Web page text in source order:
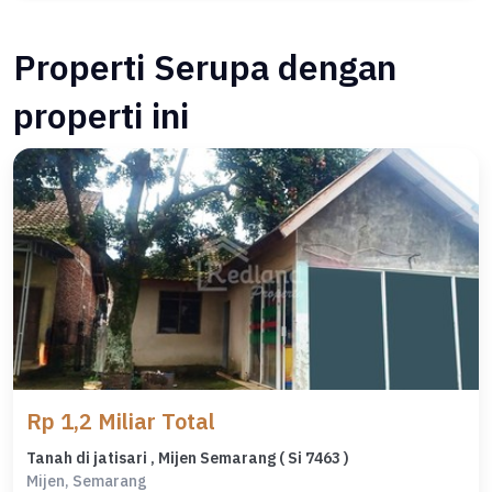
Properti Serupa dengan
properti ini
Rp 1,2 Miliar Total
Tanah di jatisari , Mijen Semarang ( Si 7463 )
Mijen, Semarang